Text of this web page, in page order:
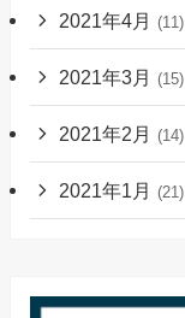
2021年4月 (11)
2021年3月 (15)
2021年2月 (14)
2021年1月 (21)